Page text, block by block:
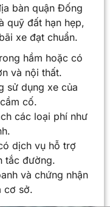
bàn quận Đống
quỹ đất hạn hẹp,
xe đạt chuẩn.
hầm hoặc có
và nội thất.
sử dụng xe của
cố.
các loại phí như
dịch vụ hỗ trợ
tắc đường.
và chứng nhận
cơ sở.